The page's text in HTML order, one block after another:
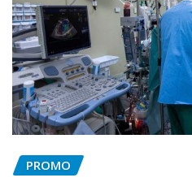
PROMO